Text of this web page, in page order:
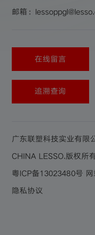
邮箱：
在线留言
追溯查询
广东联塑科技实业有限
CHINA LESSO.版权所
粤ICP备13023480号
隐私协议